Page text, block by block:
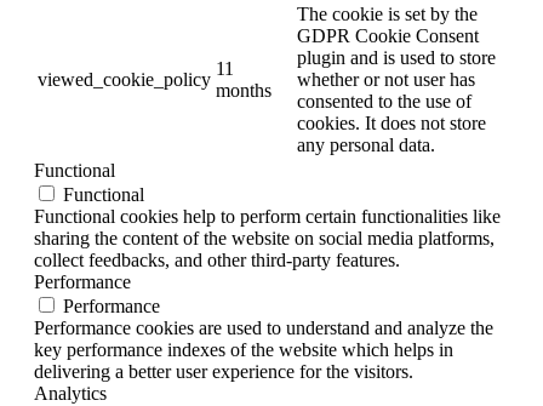
viewed_cookie_policy
11
months
The cookie is set by the
GDPR Cookie Consent
plugin and is used to store
whether or not user has
consented to the use of
cookies. It does not store
any personal data.
Functional
Functional
Functional cookies help to perform certain functionalities like
sharing the content of the website on social media platforms,
collect feedbacks, and other third-party features.
Performance
Performance
Performance cookies are used to understand and analyze the
key performance indexes of the website which helps in
delivering a better user experience for the visitors.
Analytics